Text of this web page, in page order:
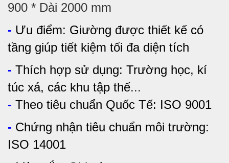
900 * Dài 2000 mm
- Ưu điểm: Giường được thiết kế có
tầng giúp tiết kiệm tối đa diện tích
- Thích hợp sử dụng: Trường học, kí
túc xá, các khu tập thể...
- Theo tiêu chuẩn Quốc Tế: ISO 9001
- Chứng nhận tiêu chuẩn môi trường:
ISO 14001